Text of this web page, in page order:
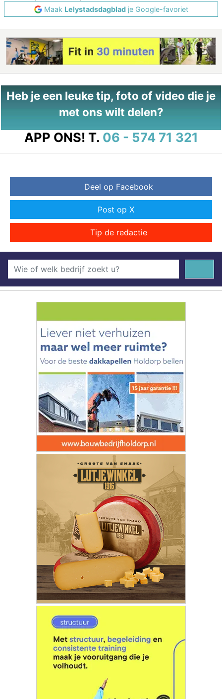
Maak Lelystadsdagbladje Google-favoriet
Heb je een leuke tip, foto of video die je
met ons wilt delen?
APP ONS! T. 06 - 574 71 321
Deel op Facebook
Post op X
Tip de redactie